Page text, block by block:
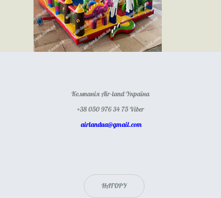
Компанія Air-land Україна
+38 050 976 34 75 Viber
airlandua@gmail.com
НАГОРУ